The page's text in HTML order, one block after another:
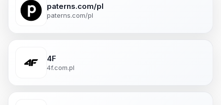
paterns.com/pl
paterns.com/pl
4F
4f.com.pl